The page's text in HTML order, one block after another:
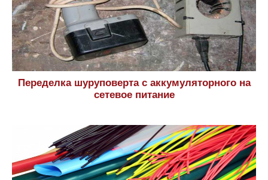
Переделка шуруповерта с аккумуляторного на
сетевое питание